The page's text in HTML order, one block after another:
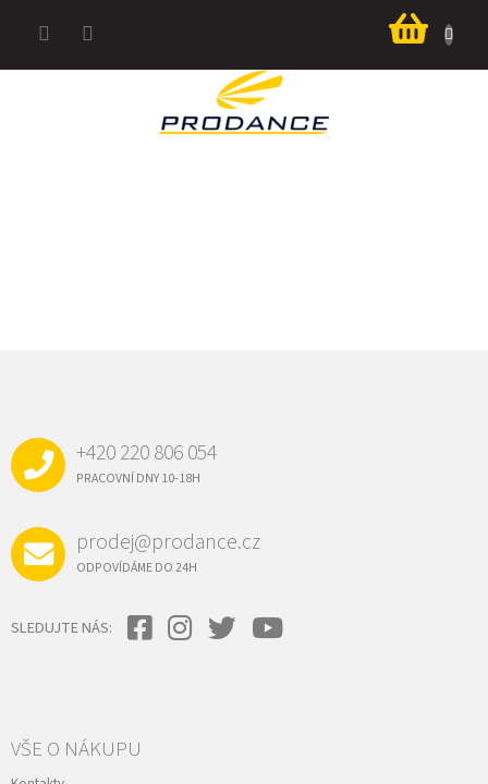
košík
+420 220 806 054
PRACOVNÍ DNY 10-18H
prodej@prodance.cz
ODPOVÍDÁME DO 24H
SLEDUJTE NÁS:
VŠE O NÁKUPU